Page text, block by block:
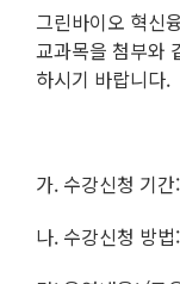
그린바이오 혁신
교과목을 첨부와
하시기 바랍니다.
가. 수강신청 기
나. 수강신청 방법: